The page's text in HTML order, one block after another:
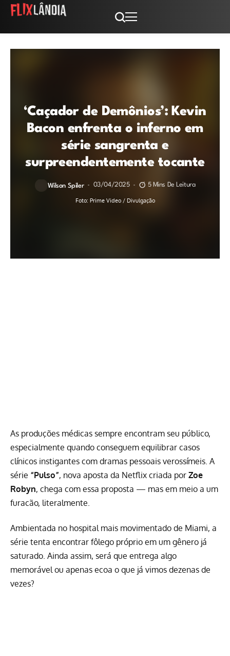
‘Caçador de Demônios’: Kevin
Bacon enfrenta o inferno em
série sangrenta e
surpreendentemente tocante
Wilson Spiler 03/04/2025 5 Mins De Leitura
Foto: Prime Video / Divulgação
As produções médicas sempre encontram seu público,
especialmente quando conseguem equilibrar casos
clínicos instigantes com dramas pessoais verossímeis. A
série “Pulso”, nova aposta da Netflix criada por Zoe
Robyn, chega com essa proposta — mas em meio a um
furacão, literalmente.
Ambientada no hospital mais movimentado de Miami, a
série tenta encontrar fôlego próprio em um gênero já
saturado. Ainda assim, será que entrega algo
memorável ou apenas ecoa o que já vimos dezenas de
vezes?